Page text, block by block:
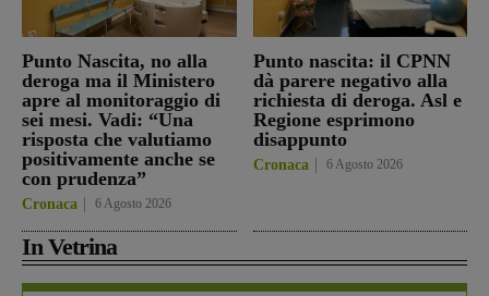
Punto Nascita, no alla
deroga ma il Ministero
apre al monitoraggio di
sei mesi. Vadi: “Una
risposta che valutiamo
positivamente anche se
con prudenza”
Cronaca 6 Agosto 2026
Punto nascita: il CPNN
dà parere negativo alla
richiesta di deroga. Asl e
Regione esprimono
disappunto
Cronaca 6 Agosto 2026
In Vetrina